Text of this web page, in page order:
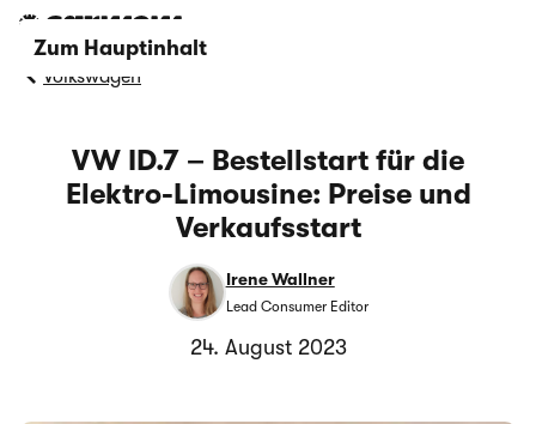
Zum Hauptinhalt
Volkswagen
VW ID.7 – Bestellstart für die
Elektro-Limousine: Preise und
Verkaufsstart
Irene Wallner
Lead Consumer Editor
24. August 2023